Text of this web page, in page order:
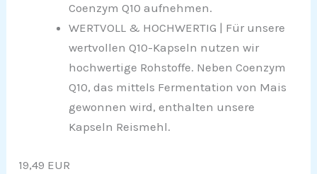
Coenzym Q10 aufnehmen.
WERTVOLL & HOCHWERTIG | Für unsere
wertvollen Q10-Kapseln nutzen wir
hochwertige Rohstoffe. Neben Coenzym
Q10, das mittels Fermentation von Mais
gewonnen wird, enthalten unsere
Kapseln Reismehl.
19,49 EUR